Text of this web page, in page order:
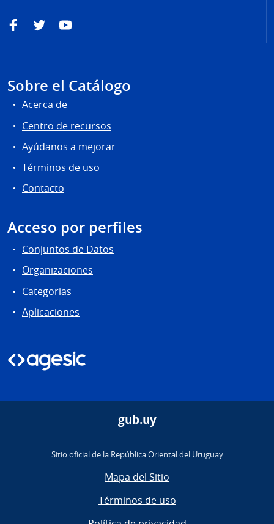
FacebookTwitterYouTube
Sobre el Catálogo
Acerca de
Centro de recursos
Ayúdanos a mejorar
Términos de uso
Contacto
Acceso por perfiles
Conjuntos de Datos
Organizaciones
Categorias
Aplicaciones
gub.uy
Sitio oficial de la República Oriental del Uruguay
Mapa del Sitio
Términos de uso